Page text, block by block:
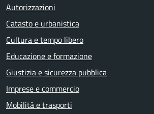
Autorizzazioni
Catasto e urbanistica
Cultura e tempo libero
Educazione e formazione
Giustizia e sicurezza pubblica
Imprese e commercio
Mobilità e trasporti